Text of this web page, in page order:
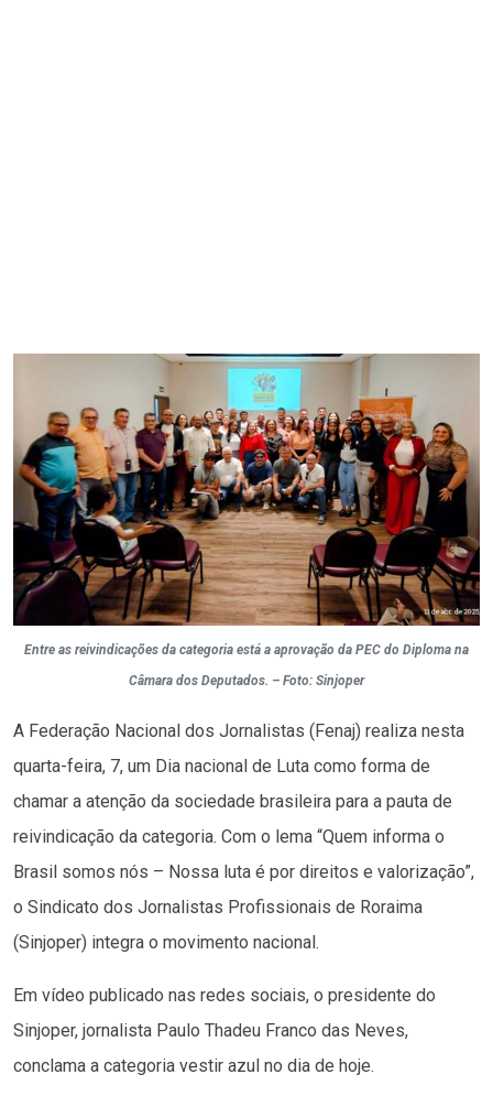
Entre as reivindicações da categoria está a aprovação da PEC do Diploma na
Câmara dos Deputados. – Foto: Sinjoper
A Federação Nacional dos Jornalistas (Fenaj) realiza nesta
quarta-feira, 7, um Dia nacional de Luta como forma de
chamar a atenção da sociedade brasileira para a pauta de
reivindicação da categoria. Com o lema “Quem informa o
Brasil somos nós – Nossa luta é por direitos e valorização”,
o Sindicato dos Jornalistas Profissionais de Roraima
(Sinjoper) integra o movimento nacional.
Em vídeo publicado nas redes sociais, o presidente do
Sinjoper, jornalista Paulo Thadeu Franco das Neves,
conclama a categoria vestir azul no dia de hoje.